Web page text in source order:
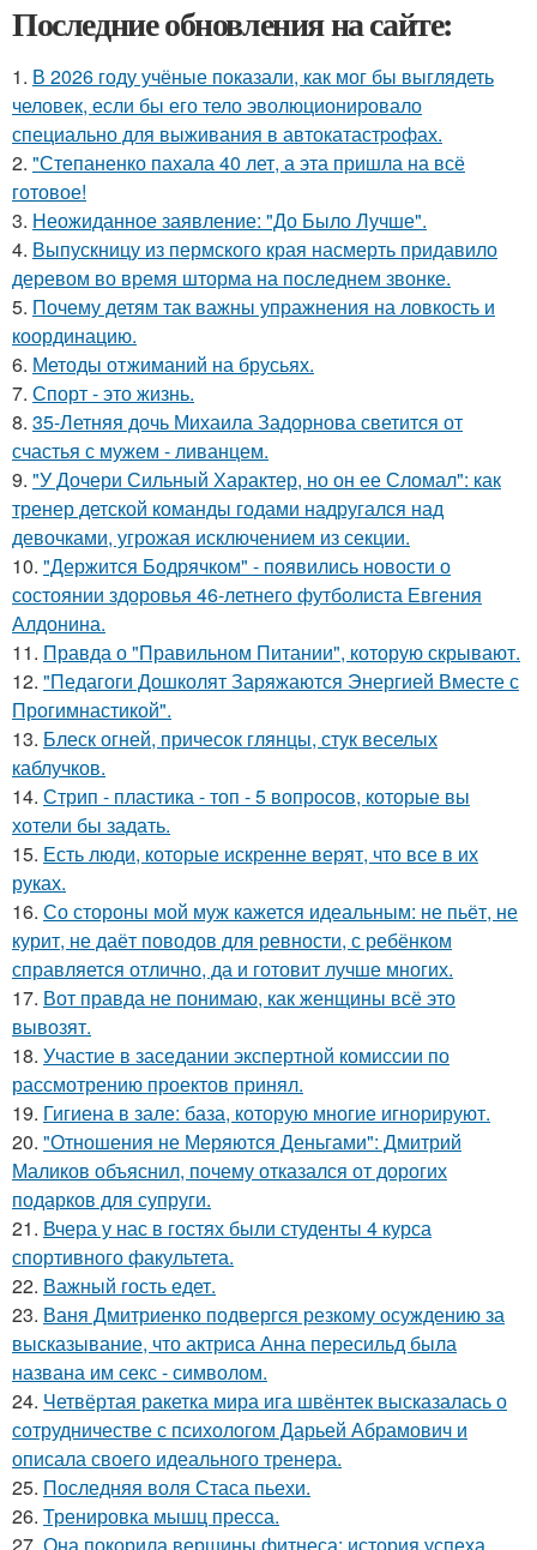
Последние обновления на сайте:
1. В 2026 году учёные показали, как мог бы выглядеть
человек, если бы его тело эволюционировало
специально для выживания в автокатастpoфах.
2. "Степаненко пахала 40 лет, а эта пришла на всё
готовое!
3. Неожиданное заявление: "До Было Лучше".
4. Выпускницу из пермского края насмерть придавило
деревом во время шторма на последнем звонке.
5. Почему детям так важны упражнения на ловкость и
координацию.
6. Методы отжиманий на брусьях.
7. Спорт - это жизнь.
8. 35-Летняя дочь Михаила Задорнова светится от
счастья с мужем - ливанцем.
9. "У Дочери Сильный Характер, но он ее Сломал": как
тренер детской команды годами надругался над
девочками, угрожая исключением из секции.
10. "Держится Бодрячком" - появились новости о
состоянии здоровья 46-летнего футболиста Евгения
Алдонина.
11. Правда о "Правильном Питании", которую скрывают.
12. "Педагоги Дошколят Заряжаются Энергией Вместе с
Прогимнастикой".
13. Блеск огней, причесок глянцы, стук веселых
каблучков.
14. Стрип - пластика - топ - 5 вопросов, которые вы
хотели бы задать.
15. Есть люди, которые искренне верят, что все в их
руках.
16. Со стороны мой муж кажется идеальным: не пьёт, не
курит, не даёт поводов для ревности, с ребёнком
справляется отлично, да и готовит лучше многих.
17. Вот правда не понимаю, как женщины всё это
вывозят.
18. Участие в заседании экспертной комиссии по
рассмотрению проектов принял.
19. Гигиена в зале: база, которую многие игнорируют.
20. "Отношения не Меряются Деньгами": Дмитрий
Маликов объяснил, почему отказался от дорогих
подарков для супруги.
21. Вчера у нас в гостях были студенты 4 курса
спортивного факультета.
22. Важный гость едет.
23. Ваня Дмитриенко подвергся резкому осуждению за
высказывание, что актриса Анна пересильд была
названа им секс - символом.
24. Четвёртая ракетка мира ига швёнтек высказалась о
сотрудничестве с психологом Дарьей Абрамович и
описала своего идеального тренера.
25. Последняя воля Стаса пьехи.
26. Тренировка мышц пресса.